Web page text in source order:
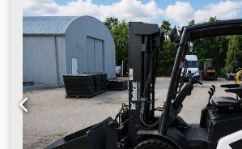
, وزن خالی: ۱۲٬۴۰۶ کیلوگرم
, نوع سیستم
Diesel,